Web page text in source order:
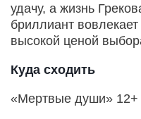
удачу, а жизнь
бриллиант
высокой ценой
Куда сходить
«Мертвые души» 12+